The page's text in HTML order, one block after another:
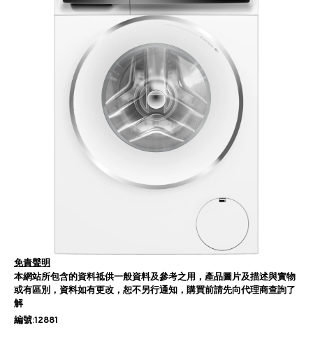
免責聲明
本網站所包含的資料祗供一般資料及參考之用，產品圖片及描述與實物
或有區別，資料如有更改，恕不另行通知，購買前請先向代理商查詢了
解
編號:12881